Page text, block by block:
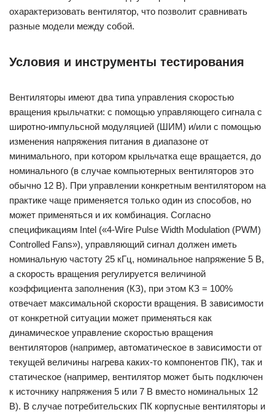
охарактеризовать вентилятор, что позволит сравнивать
разные модели между собой.
Условия и инструменты тестирования
Вентиляторы имеют два типа управления скоростью
вращения крыльчатки: с помощью управляющего сигнала с
широтно-импульсной модуляцией (ШИМ) и/или с помощью
изменения напряжения питания в диапазоне от
минимального, при котором крыльчатка еще вращается, до
номинального (в случае компьютерных вентиляторов это
обычно 12 В). При управлении конкретным вентилятором на
практике чаще применяется только один из способов, но
может применяться и их комбинация. Согласно
спецификациям Intel («4-Wire Pulse Width Modulation (PWM)
Controlled Fans»), управляющий сигнал должен иметь
номинальную частоту 25 кГц, номинальное напряжение 5 В,
а скорость вращения регулируется величиной
коэффициента заполнения (КЗ), при этом КЗ = 100%
отвечает максимальной скорости вращения. В зависимости
от конкретной ситуации может применяться как
динамическое управление скоростью вращения
вентиляторов (например, автоматическое в зависимости от
текущей величины нагрева каких-то компонентов ПК), так и
статическое (например, вентилятор может быть подключен
к источнику напряжения 5 или 7 В вместо номинальных 12
В). В случае потребительских ПК корпусные вентиляторы и